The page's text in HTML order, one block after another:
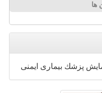
ها
پزشك بیماری ایمنی